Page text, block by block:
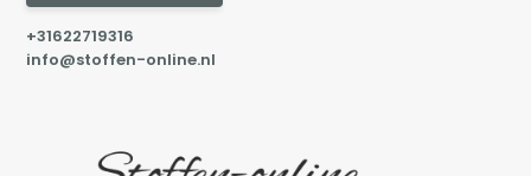
+31622719316
info@stoffen-online.nl